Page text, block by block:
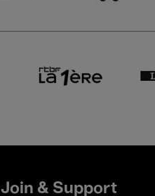
Join & Support